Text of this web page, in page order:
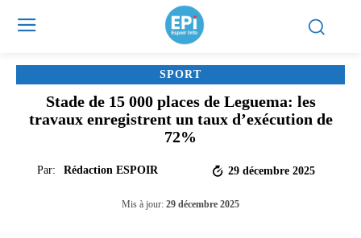
SPORT
Stade de 15 000 places de Leguema: les
travaux enregistrent un taux d’exécution de
72%
Par: Rédaction ESPOIR 29 décembre 2025
Mis à jour: 29 décembre 2025